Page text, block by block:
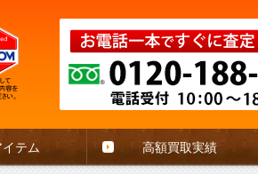
テム 高額買取実績